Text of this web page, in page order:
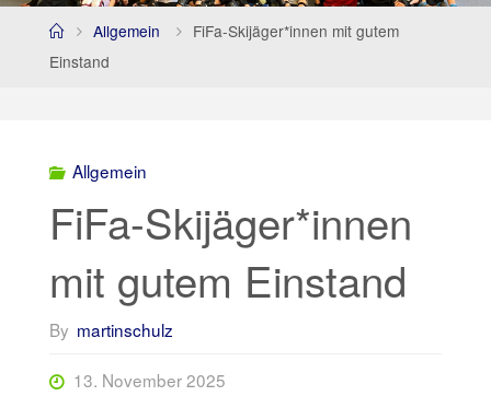
HomeAllgemein
FiFa-Skijäger*innen mit gutem
Einstand
Allgemein
FiFa-Skijäger*innen
mit gutem Einstand
By martinschulz
13. November 2025